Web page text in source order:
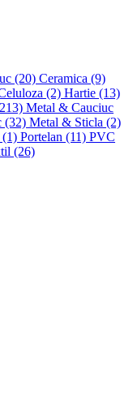
(20) Ceramica (9)
(2) Hartie (13)
Metal & Cauciuc
(32) Metal & Sticla (2)
(1) Portelan (11) PVC
(26)